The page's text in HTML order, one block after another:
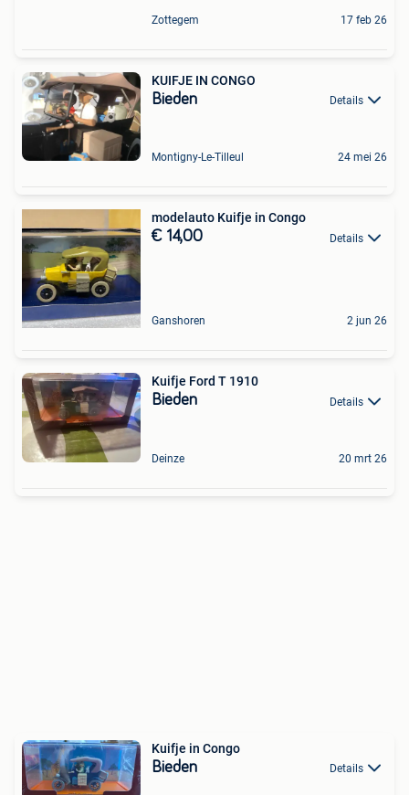
Zottegem 17 feb 26
KUIFJE IN CONGO
Bieden Details
Montigny-Le-Tilleul 24 mei 26
modelauto Kuifje in Congo
€ 14,00 Details
Ganshoren 2 jun 26
Kuifje Ford T 1910
Bieden Details
Deinze 20 mrt 26
Kuifje in Congo
Bieden Details